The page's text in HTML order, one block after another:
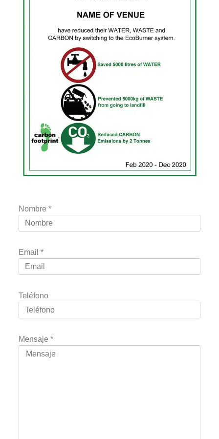
Nombre *
Email *
Teléfono
Mensaje *